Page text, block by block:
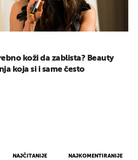
NAJČITANIJE NAJKOMENTIRANIJE
koži da zablista? Beauty
koja si i same često